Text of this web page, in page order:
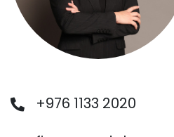
+976 1133 2020